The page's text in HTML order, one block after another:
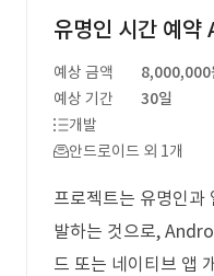
유명인 시간 예
예상 금액
8,000,000
예상 기간
30일
개발
안드로이드 외 1개
프로젝트는 유명인과
발하는 것으로,
드 또는 네이티브 앱